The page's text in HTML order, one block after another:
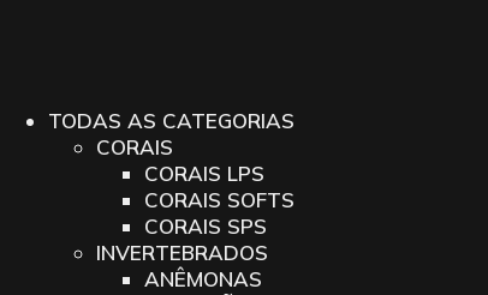
TODAS AS CATEGORIAS
CORAIS
CORAIS LPS
CORAIS SOFTS
CORAIS SPS
INVERTEBRADOS
ANÊMONAS